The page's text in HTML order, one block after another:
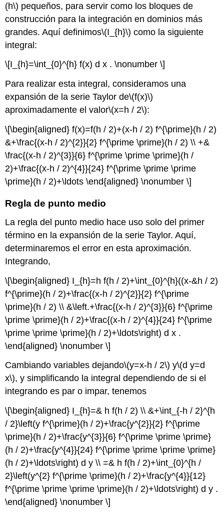
Regla
trapezoidal
La
regla
Simpson
adaptativa
(h\) pequeños, para servir como los bloques de
construcción para la integración en dominios más
grandes. Aquí definimos\(I_{h}\) como la siguiente
integral:
\[I_{h}=\int_{0}^{h} f(x) d x . \nonumber \]
Para realizar esta integral, consideramos una
expansión de la serie Taylor de\(f(x)\)
aproximadamente el valor\(x=h / 2\):
\[\begin{aligned} f(x)=f(h / 2)+(x-h / 2) f^{\prime}(h / 2)
&+\frac{(x-h / 2)^{2}}{2} f^{\prime \prime}(h / 2) \\ +&
\frac{(x-h / 2)^{3}}{6} f^{\prime \prime \prime}(h /
2)+\frac{(x-h / 2)^{4}}{24} f^{\prime \prime \prime
\prime}(h / 2)+\ldots \end{aligned} \nonumber \]
Regla de punto medio
La regla del punto medio hace uso solo del primer
término en la expansión de la serie Taylor. Aquí,
determinaremos el error en esta aproximación.
Integrando,
\[\begin{aligned} I_{h}=h f(h / 2)+\int_{0}^{h}((x-&h / 2)
f^{\prime}(h / 2)+\frac{(x-h / 2)^{2}}{2} f^{\prime
\prime}(h / 2) \\ &\left.+\frac{(x-h / 2)^{3}}{6} f^{\prime
\prime \prime}(h / 2)+\frac{(x-h / 2)^{4}}{24} f^{\prime
\prime \prime \prime}(h / 2)+\ldots\right) d x .
\end{aligned} \nonumber \]
Cambiando variables dejando\(y=x-h / 2\) y\(d y=d
x\), y simplificando la integral dependiendo de si el
integrando es par o impar, tenemos
\[\begin{aligned} I_{h}=& h f(h / 2) \\ &+\int_{-h / 2}^{h
/ 2}\left(y f^{\prime}(h / 2)+\frac{y^{2}}{2} f^{\prime
\prime}(h / 2)+\frac{y^{3}}{6} f^{\prime \prime \prime}
(h / 2)+\frac{y^{4}}{24} f^{\prime \prime \prime \prime}
(h / 2)+\ldots\right) d y \\ =& h f(h / 2)+\int_{0}^{h /
2}\left(y^{2} f^{\prime \prime}(h / 2)+\frac{y^{4}}{12}
f^{\prime \prime \prime \prime}(h / 2)+\ldots\right) d y .
\end{aligned} \nonumber \]